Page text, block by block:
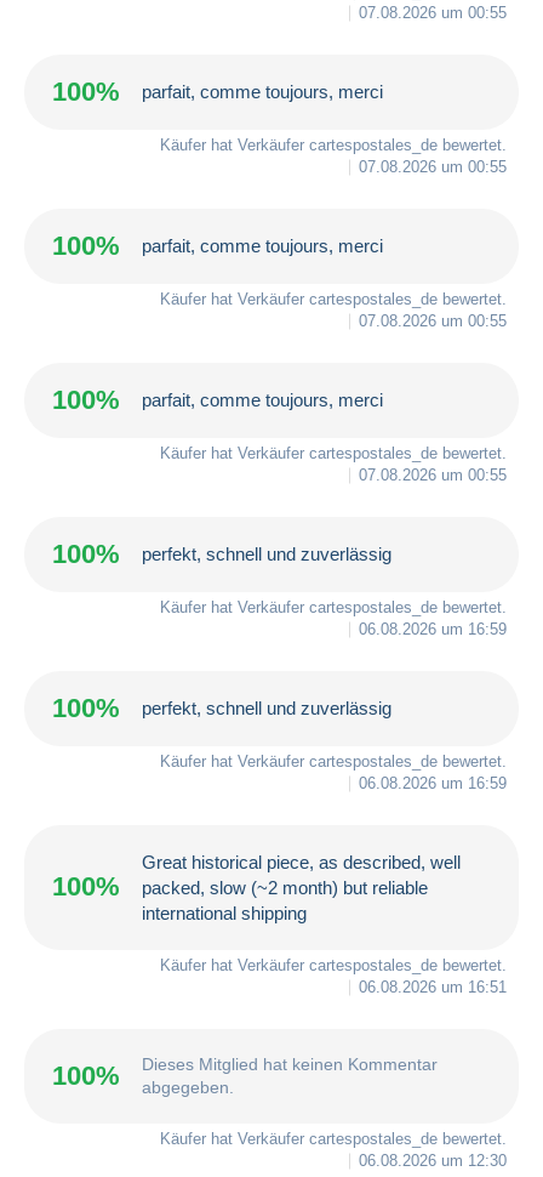
07.08.2026 um 00:55
100% parfait, comme toujours, merci
Käufer hat Verkäufer cartespostales_de bewertet.
07.08.2026 um 00:55
100% parfait, comme toujours, merci
Käufer hat Verkäufer cartespostales_de bewertet.
07.08.2026 um 00:55
100% parfait, comme toujours, merci
Käufer hat Verkäufer cartespostales_de bewertet.
07.08.2026 um 00:55
100% perfekt, schnell und zuverlässig
Käufer hat Verkäufer cartespostales_de bewertet.
06.08.2026 um 16:59
100% perfekt, schnell und zuverlässig
Käufer hat Verkäufer cartespostales_de bewertet.
06.08.2026 um 16:59
100%
Great historical piece, as described, well
packed, slow (~2 month) but reliable
international shipping
Käufer hat Verkäufer cartespostales_de bewertet.
06.08.2026 um 16:51
100%
Dieses Mitglied hat keinen Kommentar
abgegeben.
Käufer hat Verkäufer cartespostales_de bewertet.
06.08.2026 um 12:30